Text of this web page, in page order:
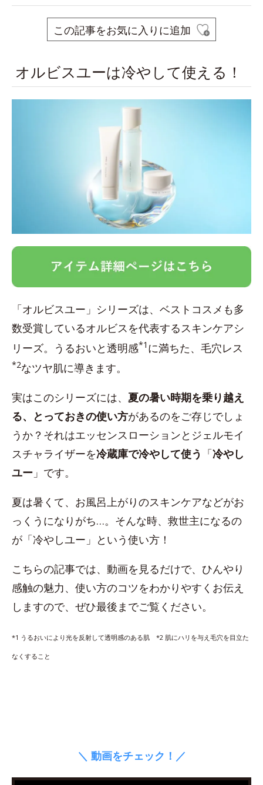
この記事をお気に入りに追加
オルビスユーは冷やして使える！
「オルビスユー」シリーズは、ベストコスメも多
数受賞しているオルビスを代表するスキンケアシ
リーズ。うるおいと透明感*1 に満ちた、毛穴レス
*2なツヤ肌に導きます。
実はこのシリーズには、 夏の暑い時期を乗り越え
る、とっておきの使い方があるのをご存じでしょ
うか？それはエッセンスローションとジェルモイ
スチャライザーを冷蔵庫で冷やして使う 「冷やし
ユー 」です。
夏は暑くて、お風呂上がりのスキンケアなどがお
っくうになりがち…。そんな時、救世主になるの
が「冷やしユー」という使い方！
こちらの記事では、動画を見るだけで、ひんやり
感触の魅力、使い方のコツをわかりやすくお伝え
しますので、ぜひ最後までご覧ください。
*1 うるおいにより光を反射して透明感のある肌 *2 肌にハリを与え毛穴を目立た
なくすること
＼ 動画をチェック！／